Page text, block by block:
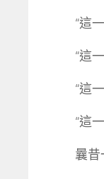
“這
“這
“這
“這
曩昔